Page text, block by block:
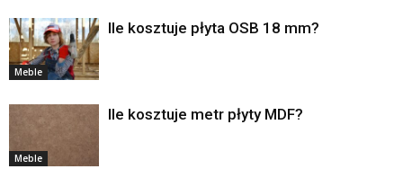
Meble
Ile kosztuje płyta OSB 18 mm?
Meble
Ile kosztuje metr płyty MDF?